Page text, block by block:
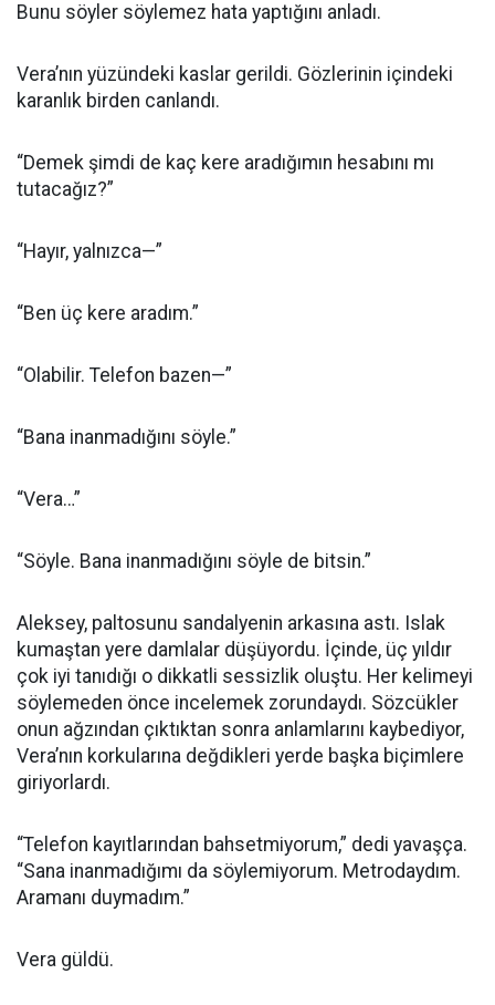
Bunu söyler söylemez hata yaptığını anladı.
Vera’nın yüzündeki kaslar gerildi. Gözlerinin içindeki
karanlık birden canlandı.
“Demek şimdi de kaç kere aradığımın hesabını mı
tutacağız?”
“Hayır, yalnızca—”
“Ben üç kere aradım.”
“Olabilir. Telefon bazen—”
“Bana inanmadığını söyle.”
“Vera…”
“Söyle. Bana inanmadığını söyle de bitsin.”
Aleksey, paltosunu sandalyenin arkasına astı. Islak
kumaştan yere damlalar düşüyordu. İçinde, üç yıldır
çok iyi tanıdığı o dikkatli sessizlik oluştu. Her kelimeyi
söylemeden önce incelemek zorundaydı. Sözcükler
onun ağzından çıktıktan sonra anlamlarını kaybediyor,
Vera’nın korkularına değdikleri yerde başka biçimlere
giriyorlardı.
“Telefon kayıtlarından bahsetmiyorum,” dedi yavaşça.
“Sana inanmadığımı da söylemiyorum. Metrodaydım.
Aramanı duymadım.”
Vera güldü.